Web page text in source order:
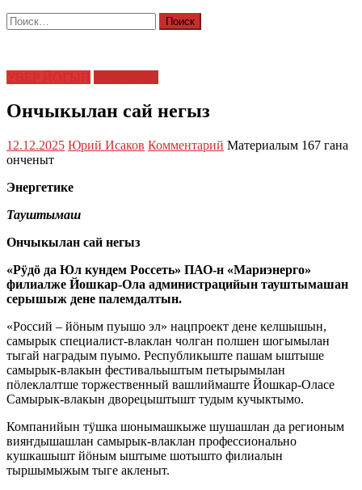
Найти:
Ончыкылан сай негыз
12.12.2025 Юрий Исаков Комментарий Материалым 167 гана
онченыт
Энергетике
Тауштымаш
Ончыкылан сай негыз
«Рӱдӧ да Юл кундем Россеть» ПАО-н «Мариэнерго»
филиалже Йошкар-Ола администрацийын тауштымашан
серышыж дене палемдалтын.
«Россий – йӧным пуышо эл» нацпроект дене келшышын,
самырык специалист-влаклан чолган полшен шогымылан
тыгай наградым пуымо. Республикыште пашам ыштыше
самырык-влакын фестивальыштым петырымылан
пӧлеклалтше торжественный вашлиймаште Йошкар-Оласе
Самырык-влакын дворецыштышт тудым кучыктымо.
Компанийын тӱшка шонымашкыже шушашлан да регионым
вияҥдышашлан самырык-влаклан профессионально
кушкашышт йӧным ыштыме шотышто филиалын
тыршымыжым тыге акленыт.